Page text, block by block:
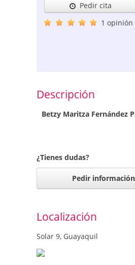
Pedir cita
1 opinión
Descripción
Betzy Maritza Fernández
¿Tienes dudas?
Pedir información
Localización
Solar 9, Guayaquil